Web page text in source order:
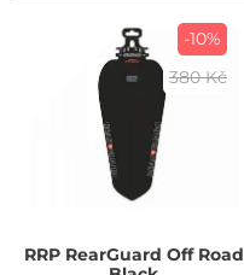
-10%
380 Kč
RRPRearGuard Off Road